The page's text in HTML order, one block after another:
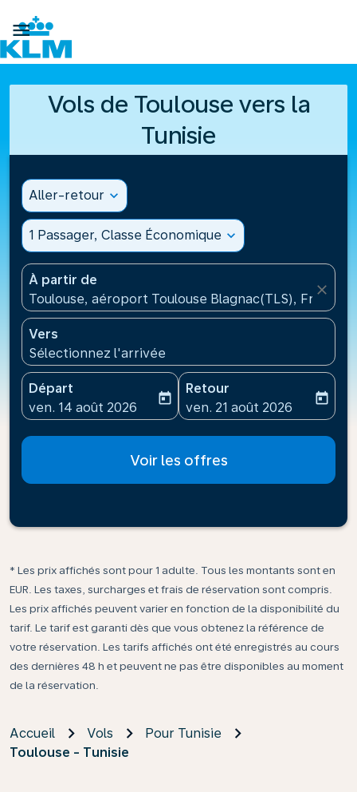

Vols de Toulouse vers la
Tunisie
Aller-retour expand_more
1 Passager, Classe Économique expand_more
À partir de
Toulouse, aéroport Toulouse Blagnac(TLS), France
close
Vers
Sélectionnez l'arrivée
Départ
fc-booking-departure-date-aria-label
ven. 14 août 2026
today
Retour
fc-booking-return-date-
ven. 21 août 2026
today
Voir les offres
* Les prix affichés sont pour 1 adulte. Tous les montants sont en
EUR. Les taxes, surcharges et frais de réservation sont compris.
Les prix affichés peuvent varier en fonction de la disponibilité du
tarif. Le tarif est garanti dès que vous obtenez la référence de
votre réservation. Les tarifs affichés ont été enregistrés au cours
des dernières 48 h et peuvent ne pas être disponibles au moment
de la réservation.
Accueil Vols
Pour Tunisie
Toulouse - Tunisie